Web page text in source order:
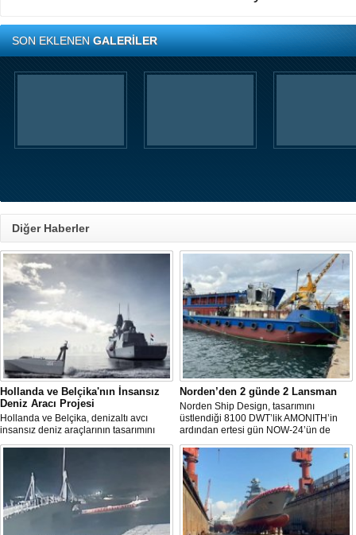
SON EKLENENGALERİLER
Diğer Haberler
Hollanda ve Belçika'nın İnsansız
Deniz Aracı Projesi
Hollanda ve Belçika, denizaltı avcı
insansız deniz araçlarının tasarımını
başlattı. Proje, 2 ülkenin deniz
kuvvetlerinin gelecekteki denizaltı karşıtı
yeteneklerini desteklemeyi amaçlıyor.
Norden’den 2 günde 2 Lansman
Norden Ship Design, tasarımını
üstlendiği 8100 DWT’lik AMONITH’in
ardından ertesi gün NOW-24’ün de
denize kavuşmasını kutladı.